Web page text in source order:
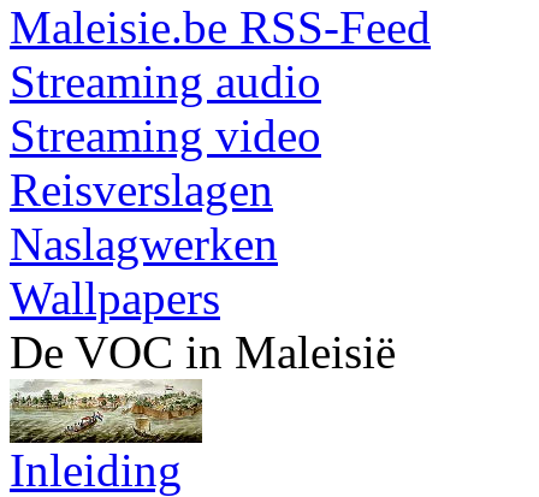
Maleisie.be RSS-Feed
Streaming audio
Streaming video
Reisverslagen
Naslagwerken
Wallpapers
De VOC in Maleisië
Inleiding